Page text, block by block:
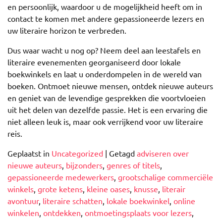
en persoonlijk, waardoor u de mogelijkheid heeft om in
contact te komen met andere gepassioneerde lezers en
uw literaire horizon te verbreden.
Dus waar wacht u nog op? Neem deel aan leestafels en
literaire evenementen georganiseerd door lokale
boekwinkels en laat u onderdompelen in de wereld van
boeken. Ontmoet nieuwe mensen, ontdek nieuwe auteurs
en geniet van de levendige gesprekken die voortvloeien
uit het delen van dezelfde passie. Het is een ervaring die
niet alleen leuk is, maar ook verrijkend voor uw literaire
reis.
Geplaatst in Uncategorized | Getagd adviseren over
nieuwe auteurs, bijzonders, genres of titels,
gepassioneerde medewerkers, grootschalige commerciële
winkels, grote ketens, kleine oases, knusse, literair
avontuur, literaire schatten, lokale boekwinkel, online
winkelen, ontdekken, ontmoetingsplaats voor lezers,